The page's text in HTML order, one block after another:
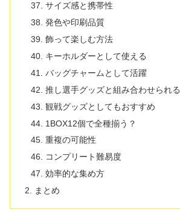
サイズ感と携帯性
発色や印刷品質
飾って楽しむ方法
キーホルダーとして使える
バッグチャームとして活躍
推し選手グッズと組み合わせられる
観戦グッズとしてもおすすめ
1BOX12個で全種揃う？
重複の可能性
コンプリート難易度
効率的な集め方
まとめ